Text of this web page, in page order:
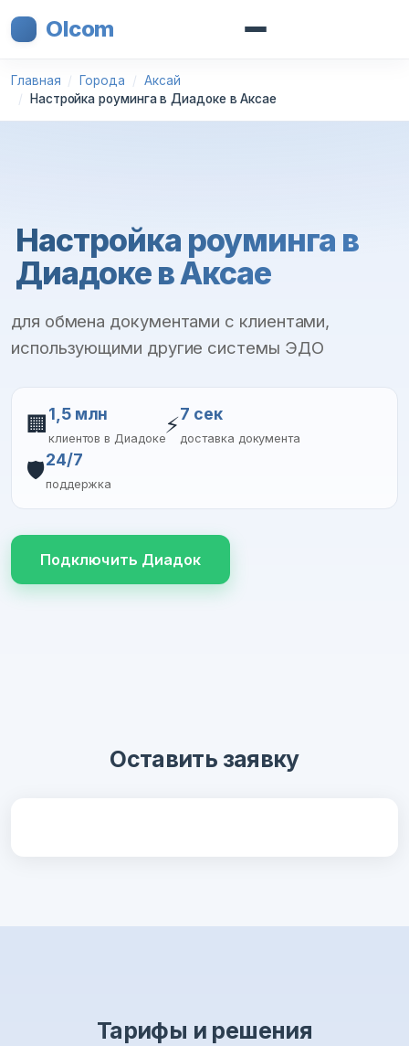
Olcom
Главная Города
Аксай
Настройка роуминга в Диадоке в Аксае
Настройка роуминга в
Диадоке в Аксае
для обмена документами с клиентами,
использующими другие системы ЭДО
🏢 1,5 млн
клиентов в Диадоке
⚡7 сек
доставка документа
🛡️24/7
поддержка
Подключить Диадок
Оставить заявку
Тарифы и решения